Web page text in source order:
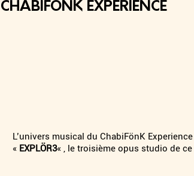
CHABIFÖNK EXPERIENCE
L’univers musical du ChabiFönK
« EXPLÖR3« , le troisième opus studio de